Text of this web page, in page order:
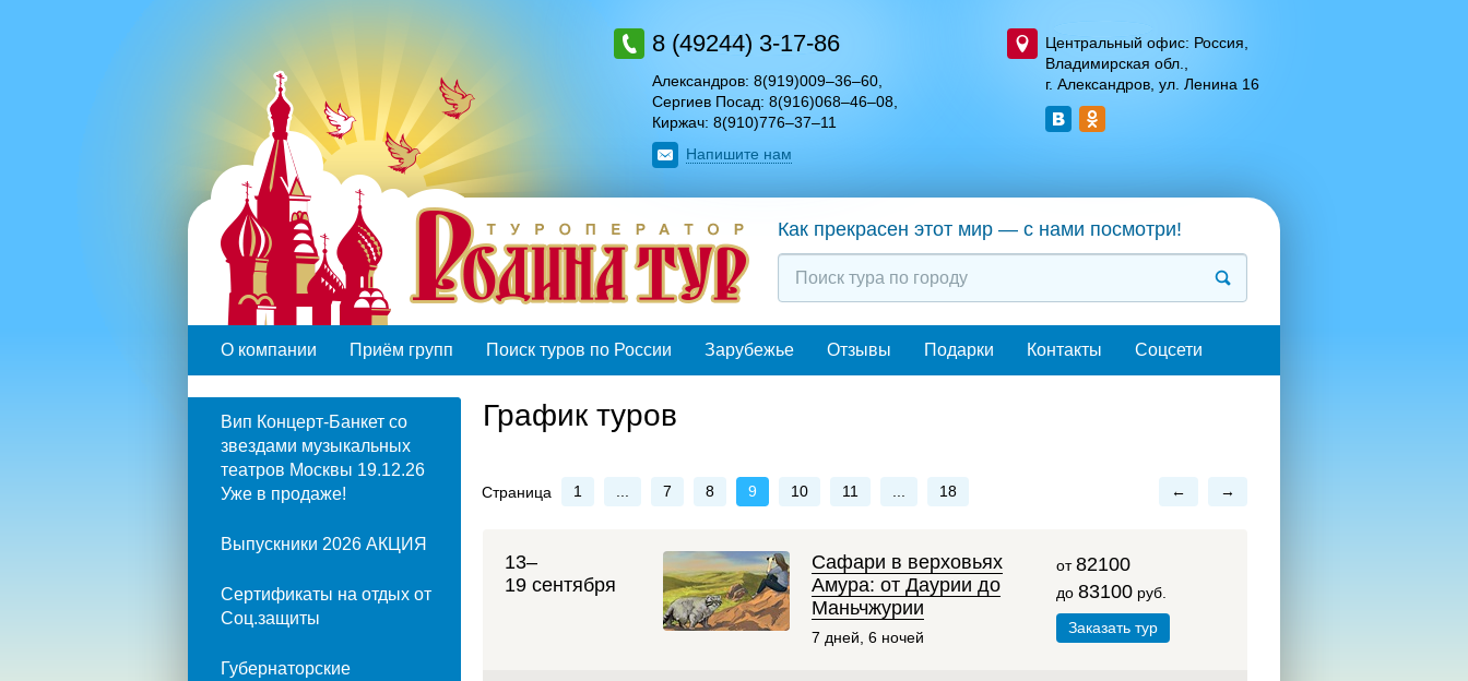
8 (49244) 3-17-86
Александров: 8(919)009–36–60
Сергиев Посад: 8(916)068–46–08
Киржач: 8(910)776–37–11
Напишите нам
Центральный офис: Россия,
Владимирская обл.,
г. Александров, ул. Ленина 16
Как прекрасен этот мир — с нами посмотри!
О компании Приём групп Поиск туров по России Зарубежье Отзывы Подарки Контакты Соцсети
Вип Концерт-Банкет со
звездами музыкальных
театров Москвы 19.12.26
Уже в продаже!
Выпускники 2026 АКЦИЯ
Сертификаты на отдых от
Соц.защиты
Губернаторские
График туров
Страница 1 7 8 9 10 11 18 ← →
13–
19 сентября
Сафари в верховьях
Амура: от Даурии до
Маньчжурии
7 дней, 6 ночей
от 82100
до 83100 руб.
Заказать тур